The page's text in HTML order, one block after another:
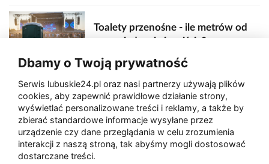
Toalety przenośne - ile metrów od
sceny, jedzenia i wejścia?
Zaatakował seniora na "kwadracie"
Akcja po pożarze w Gorzowie.
Ruszyła rozbiórka ściany spalonej
Dbamy o Twoją prywatność
Serwis lubuskie24.pl oraz nasi partnerzy używają plików
cookies, aby zapewnić prawidłowe działanie strony,
wyświetlać personalizowane treści i reklamy, a także by
zbierać standardowe informacje wysyłane przez
urządzenie czy dane przeglądania w celu zrozumienia
interakcji z naszą stroną, tak abyśmy mogli dostosować
dostarczane treści.